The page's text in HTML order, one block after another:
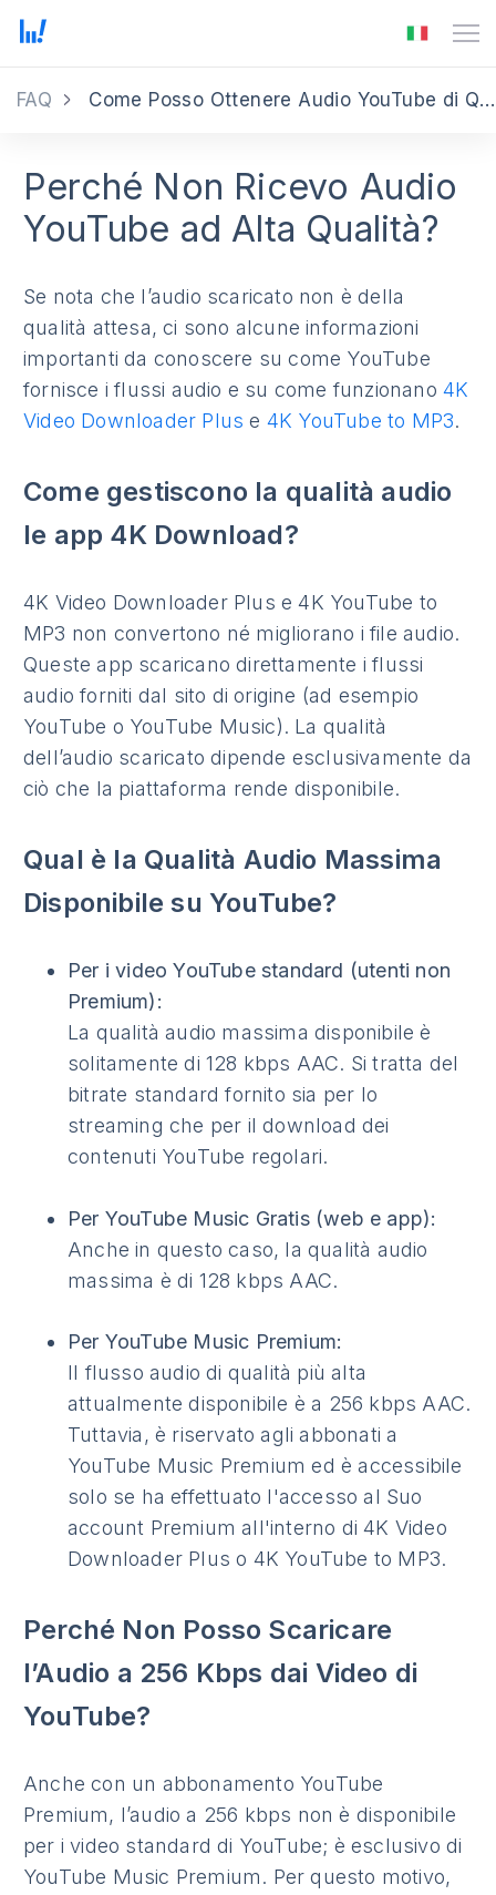
FAQ Come Posso Ottenere Audio YouTube di Qualità Superiore
Perché Non Ricevo Audio
YouTube ad Alta Qualità?
Se nota che l’audio scaricato non è della
qualità attesa, ci sono alcune informazioni
importanti da conoscere su come YouTube
fornisce i flussi audio e su come funzionano4K
Video Downloader Plus e 4K YouTube to MP3.
Come gestiscono la qualità audio
le app 4K Download?
4K Video Downloader Plus e 4K YouTube to
MP3 non convertono né migliorano i file audio.
Queste app scaricano direttamente i flussi
audio forniti dal sito di origine (ad esempio
YouTube o YouTube Music). La qualità
dell’audio scaricato dipende esclusivamente da
ciò che la piattaforma rende disponibile.
Qual è la Qualità Audio Massima
Disponibile su YouTube?
Per i video YouTube standard (utenti non
Premium):
La qualità audio massima disponibile è
solitamente di 128 kbps AAC. Si tratta del
bitrate standard fornito sia per lo
streaming che per il download dei
contenuti YouTube regolari.
Per YouTube Music Gratis (web e app):
Anche in questo caso, la qualità audio
massima è di 128 kbps AAC.
Per YouTube Music Premium:
Il flusso audio di qualità più alta
attualmente disponibile è a 256 kbps AAC.
Tuttavia, è riservato agli abbonati a
YouTube Music Premium ed è accessibile
solo se ha effettuato l'accesso al Suo
account Premium all'interno di 4K Video
Downloader Plus o 4K YouTube to MP3.
Perché Non Posso Scaricare
l’Audio a 256 Kbps dai Video di
YouTube?
Anche con un abbonamento YouTube
Premium, l’audio a 256 kbps non è disponibile
per i video standard di YouTube; è esclusivo di
YouTube Music Premium. Per questo motivo,